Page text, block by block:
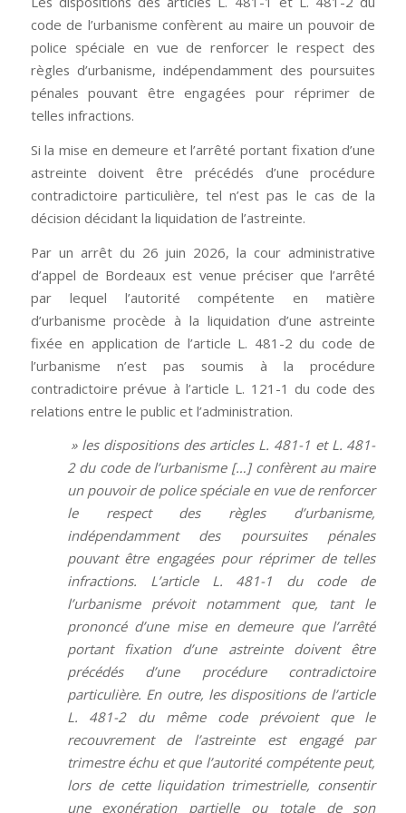
code de l’urbanisme confèrent au maire un pouvoir de
police spéciale en vue de renforcer le respect des
règles d’urbanisme, indépendamment des poursuites
pénales pouvant être engagées pour réprimer de
telles infractions.
Si la mise en demeure et l’arrêté portant fixation d’une
astreinte doivent être précédés d’une procédure
contradictoire particulière, tel n’est pas le cas de la
décision décidant la liquidation de l’astreinte.
Par un arrêt du 26 juin 2026, la cour administrative
d’appel de Bordeaux est venue préciser que l’arrêté
par lequel l’autorité compétente en matière
d’urbanisme procède à la liquidation d’une astreinte
fixée en application de l’article L. 481-2 du code de
l’urbanisme n’est pas soumis à la procédure
contradictoire prévue à l’article L. 121-1 du code des
relations entre le public et l’administration.
» les dispositions des articles L. 481-1 et L. 481-
2 du code de l’urbanisme […] confèrent au maire
un pouvoir de police spéciale en vue de renforcer
le respect des règles d’urbanisme,
indépendamment des poursuites pénales
pouvant être engagées pour réprimer de telles
infractions. L’article L. 481-1 du code de
l’urbanisme prévoit notamment que, tant le
prononcé d’une mise en demeure que l’arrêté
portant fixation d’une astreinte doivent être
précédés d’une procédure contradictoire
particulière. En outre, les dispositions de l’article
L. 481-2 du même code prévoient que le
recouvrement de l’astreinte est engagé par
trimestre échu et que l’autorité compétente peut,
lors de cette liquidation trimestrielle, consentir
une exonération partielle ou totale de son